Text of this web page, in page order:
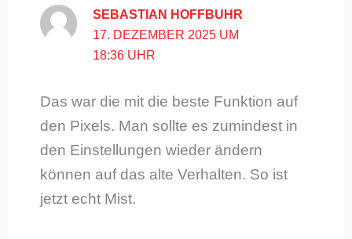
SEBASTIAN HOFFBUHR
17. DEZEMBER 2025 UM
18:36 UHR
Das war die mit die beste Funktion auf
den Pixels. Man sollte es zumindest in
den Einstellungen wieder ändern
können auf das alte Verhalten. So ist
jetzt echt Mist.